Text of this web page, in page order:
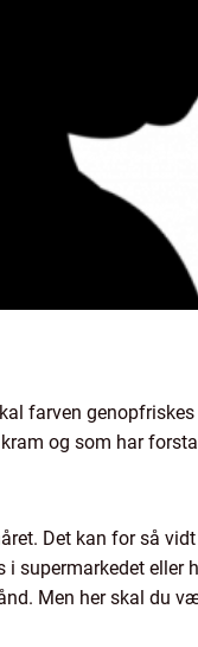
farven
og som har
Det kan for så
supermarkedet eller
Men her skal du